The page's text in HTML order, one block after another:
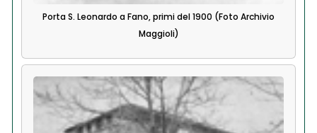
Porta S. Leonardo a Fano, primi del 1900 (Foto Archivio
Maggioli)